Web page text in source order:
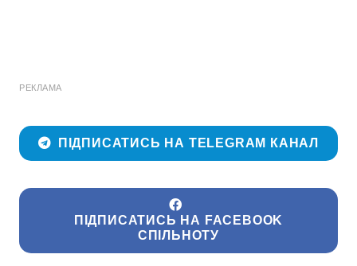
РЕКЛАМА
ПІДПИСАТИСЬ НА TELEGRAM КАНАЛ
ПІДПИСАТИСЬ НА FACEBOOK
СПІЛЬНОТУ